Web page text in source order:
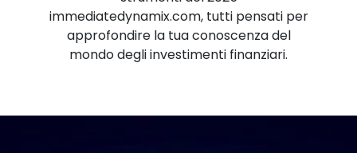
immediatedynamix.com, tutti pensati per
approfondire la tua conoscenza del
mondo degli investimenti finanziari.